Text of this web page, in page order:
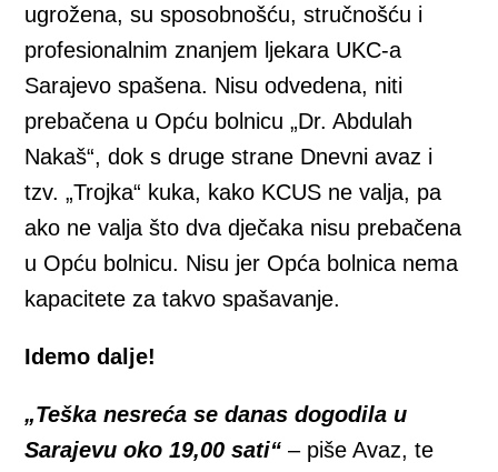
ugrožena, su sposobnošću, stručnošću i
profesionalnim znanjem ljekara UKC-a
Sarajevo spašena. Nisu odvedena, niti
prebačena u Opću bolnicu „Dr. Abdulah
Nakaš“, dok s druge strane Dnevni avaz i
tzv. „Trojka“ kuka, kako KCUS ne valja, pa
ako ne valja što dva dječaka nisu prebačena
u Opću bolnicu. Nisu jer Opća bolnica nema
kapacitete za takvo spašavanje.
Idemo dalje!
„Teška nesreća se danas dogodila u
Sarajevu oko 19,00 sati“– piše Avaz, te